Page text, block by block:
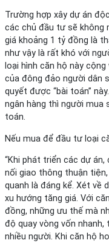
Trường hợp xây dự án
các chủ đầu tư sẽ không
giá khoảng 1 tỷ đồng là
như vậy là rất khó với
loại hình căn hộ này
của đông đảo người dân
quyết được “bài toán”
ngân hàng thì người mua
toán.
Nếu mua để đầu tư loại
“Khi phát triển các dự
nối giao thông thuận
quanh là đáng kể. Xét về
xu hướng tăng giá. Với
đồng, những ưu thế mà
độ quay vòng vốn
nhiều người. Khi căn hộ